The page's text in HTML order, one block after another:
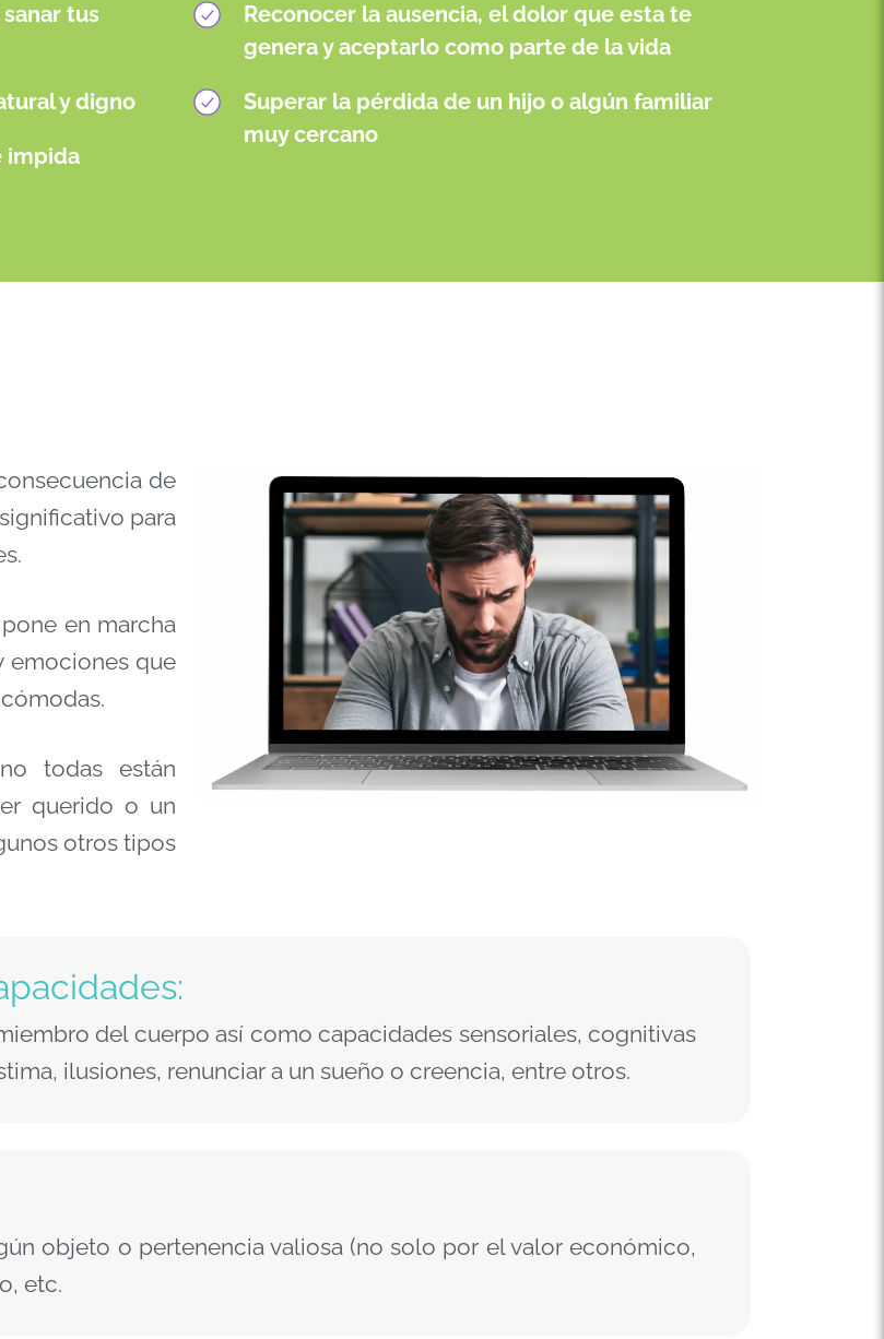
tus
y digno
impida
Reconocer la ausencia, el dolor que esta te
genera y aceptarlo como parte de la vida
Superar la pérdida de un hijo o algún familiar
muy cercano
de
para
en marcha
emociones que
todas están
querido o un
otros tipos
del cuerpo así como capacidades sensoriales, cognitivas
ilusiones, renunciar a un sueño o creencia, entre otros.
objeto o pertenencia valiosa (no solo por el valor económico,
etc.